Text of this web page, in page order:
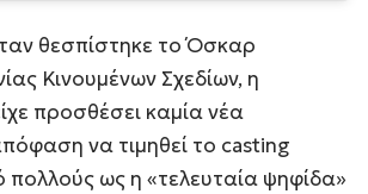
θεσπίστηκε το Όσκαρ
Κινουμένων Σχεδίων, η
προσθέσει καμία νέα
να τιμηθεί το casting
ως η «τελευταία ψηφίδα»